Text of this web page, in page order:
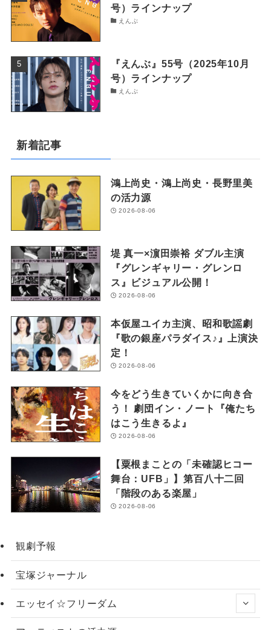
号）ラインナップ
えんぶ
『えんぶ』55号（2025年10月
号）ラインナップ
えんぶ
新着記事
鴻上尚史・鴻上尚史・長野里美
の活力源
2026-08-06
堤 真一×濵田崇裕 ダブル主演
『グレンギャリー・グレンロ
ス』ビジュアル公開！
2026-08-06
本仮屋ユイカ主演、昭和歌謡劇
『歌の銀座パラダイス♪』上演決
定！
2026-08-06
今をどう生きていくかに向き合
う！ 劇団イン・ノート『俺たち
はこう生きるよ』
2026-08-06
【粟根まことの「未確認ヒコー
舞台：UFB」】第百八十二回
「階段のある楽屋」
2026-08-06
観劇予報
宝塚ジャーナル
エッセイ☆フリーダム